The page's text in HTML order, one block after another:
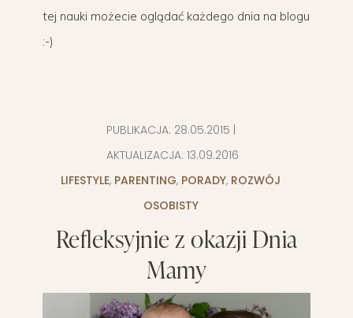
tej nauki możecie oglądać każdego dnia na blogu
:-)
PUBLIKACJA: 28.05.2015
AKTUALIZACJA: 13.09.2016
LIFESTYLE, PARENTING, PORADY, ROZWÓJ
OSOBISTY
Refleksyjnie z okazji Dnia
Mamy